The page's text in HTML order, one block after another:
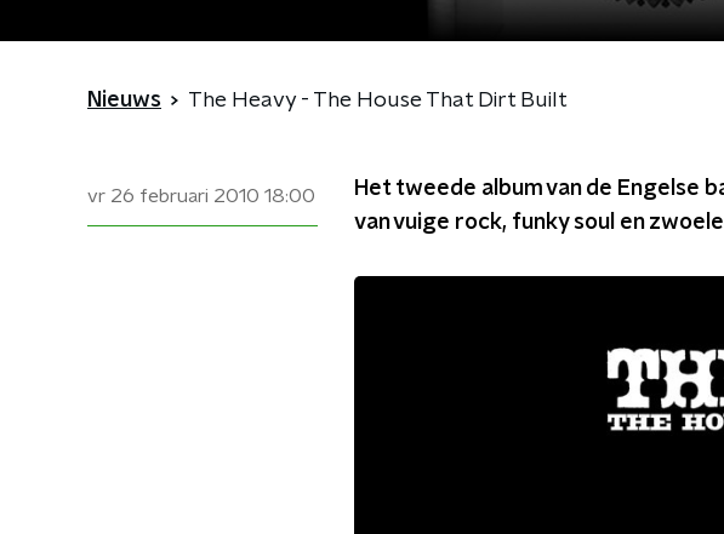
Nieuws The Heavy - The House That Dirt Built
vr 26 februari 2010 18:00
Het tweede album van de Engelse
van vuige rock, funky soul en